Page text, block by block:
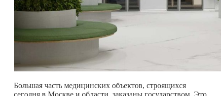
Большая часть медицинских объектов, строящихся
сегодня в Москве и области, заказаны государством. Это